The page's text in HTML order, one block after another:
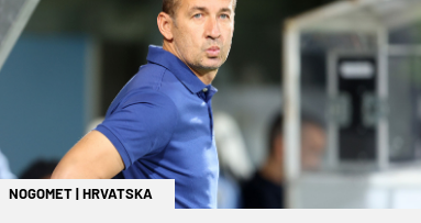
NOGOMET|HRVATSKA